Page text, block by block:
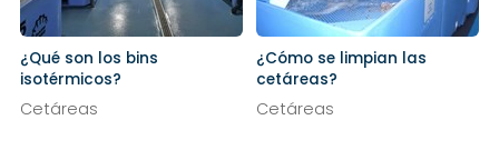
¿Qué son los bins
isotérmicos?
Cetáreas
¿Cómo se limpian las
cetáreas?
Cetáreas